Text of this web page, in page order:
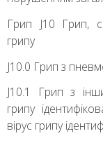
Грип J10 Грип,
грипу
J10.0 Грип з
J10.1 Грип з
грипу
вірус грипу